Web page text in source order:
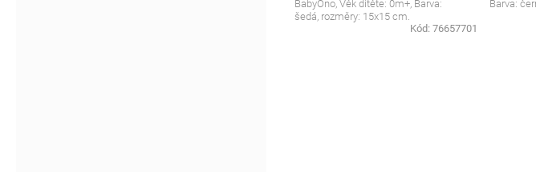
BabyOno, Věk dítěte: 0m+, Barva:
šedá, rozměry: 15x15 cm.
Kód: 76657701
Barva: